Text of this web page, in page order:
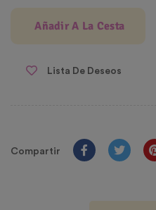
Añadir A La Cesta
Lista De Deseos
Compartir